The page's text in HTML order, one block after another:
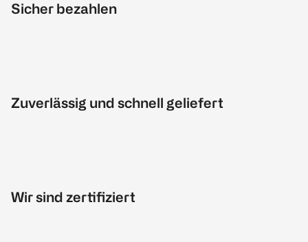
Sicher bezahlen
Zuverlässig und schnell geliefert
Wir sind zertifiziert